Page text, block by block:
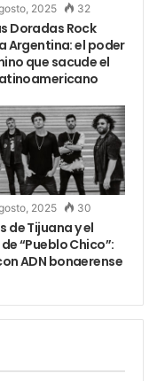
2025 32
Doradas Rock
Argentina: el poder
que sacude el
2025 30
de Tijuana y el
“Pueblo Chico”:
ADN bonaerense